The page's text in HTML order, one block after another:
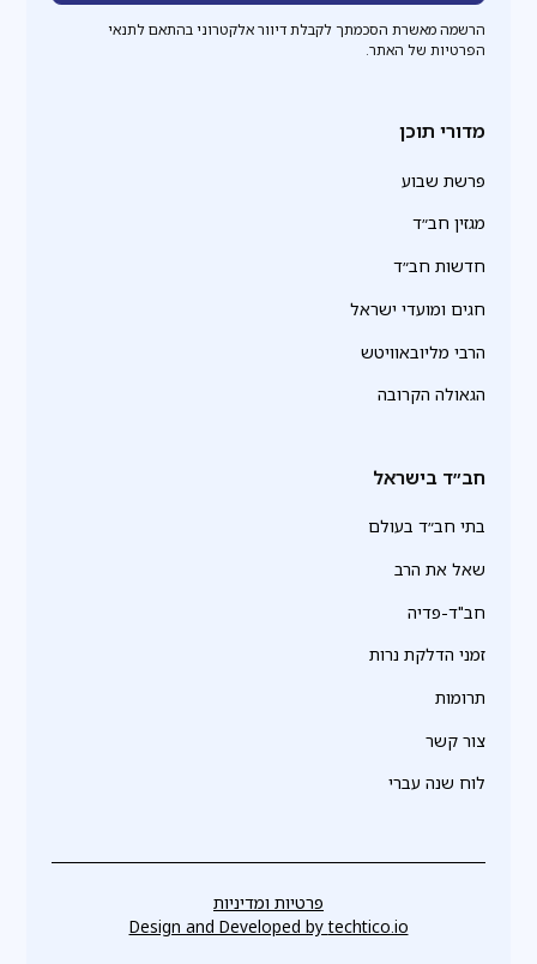
הרשמה מאשרת הסכמתך לקבלת דיוור אלקטרוני בהתאם לתנאי
הפרטיות של האתר.
מדורי תוכן
פרשת שבוע
מגזין חב״ד
חדשות חב״ד
חגים ומועדי ישראל
הרבי מליובאוויטש
הגאולה הקרובה
חב״ד בישראל
בתי חב״ד בעולם
שאל את הרב
חב"ד-פדיה
זמני הדלקת נרות
תרומות
צור קשר
לוח שנה עברי
פרטיות ומדיניות
Design and Developed bytechtico.io